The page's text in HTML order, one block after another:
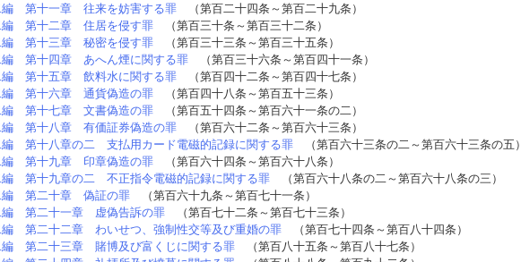
編 第十一章 往来を妨害する罪（第百二十四条～第百二十九条）
編 第十二章 住居を侵す罪（第百三十条～第百三十二条）
編 第十三章 秘密を侵す罪（第百三十三条～第百三十五条）
編 第十四章 あへん煙に関する罪（第百三十六条～第百四十一条）
編 第十五章 飲料水に関する罪（第百四十二条～第百四十七条）
編 第十六章 通貨偽造の罪（第百四十八条～第百五十三条）
編 第十七章 文書偽造の罪（第百五十四条～第百六十一条の二）
編 第十八章 有価証券偽造の罪（第百六十二条～第百六十三条）
編 第十八章の二 支払用カード電磁的記録に関する罪（第百六十三条の二～第百六十三条の五）
編 第十九章 印章偽造の罪（第百六十四条～第百六十八条）
編 第十九章の二 不正指令電磁的記録に関する罪（第百六十八条の二～第百六十八条の三）
編 第二十章 偽証の罪（第百六十九条～第百七十一条）
編 第二十一章 虚偽告訴の罪（第百七十二条～第百七十三条）
編 第二十二章 わいせつ、強制性交等及び重婚の罪（第百七十四条～第百八十四条）
編 第二十三章 賭博及び富くじに関する罪（第百八十五条～第百八十七条）